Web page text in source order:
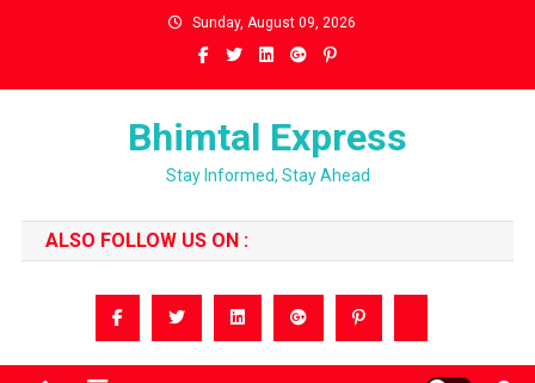
Sunday, August 09, 2026
Bhimtal Express
Stay Informed, Stay Ahead
ALSO FOLLOW US ON :